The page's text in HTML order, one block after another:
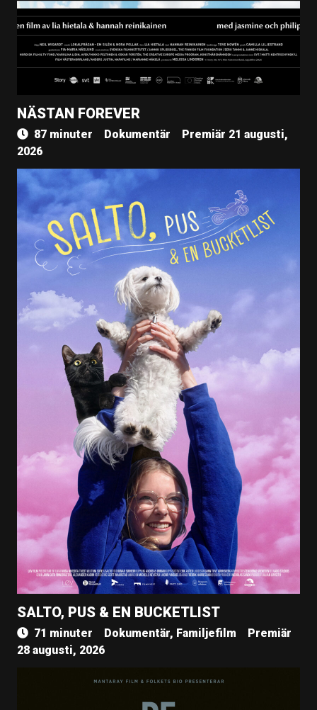
NÄSTAN FOREVER
87 minuter Dokumentär
Premiär 21 augusti,
2026
SALTO, PUS & EN BUCKETLIST
71 minuter Dokumentär, Familjefilm
Premiär
28 augusti, 2026